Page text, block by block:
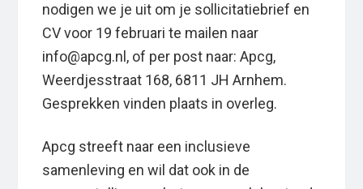
nodigen we je uit om je sollicitatiebrief en
CV voor 19 februari te mailen naar
info@apcg.nl, of per post naar: Apcg,
Weerdjesstraat 168, 6811 JH Arnhem.
Gesprekken vinden plaats in overleg.
Apcg streeft naar een inclusieve
samenleving en wil dat ook in de